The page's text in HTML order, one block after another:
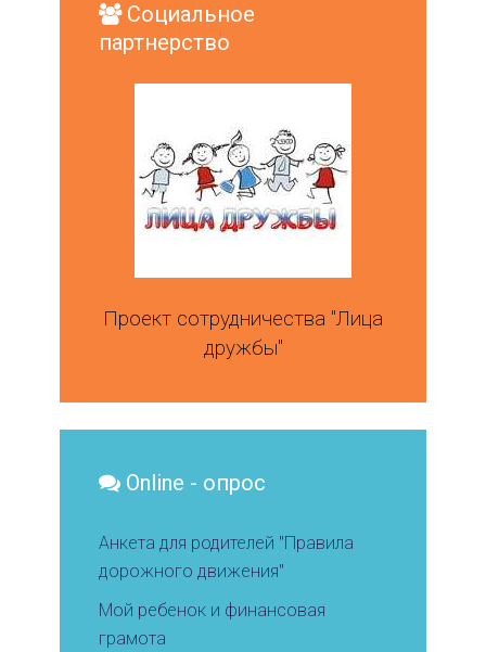
Социальное
партнерство
Проект сотрудничества "Лица
дружбы"
Online - опрос
Анкета для родителей "Правила
дорожного движения"
Мой ребенок и финансовая
грамота